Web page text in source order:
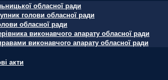
обласної ради
голови обласної ради
обласної ради
виконавчого апарату обласної ради
виконавчого апарату обласної ради
акти